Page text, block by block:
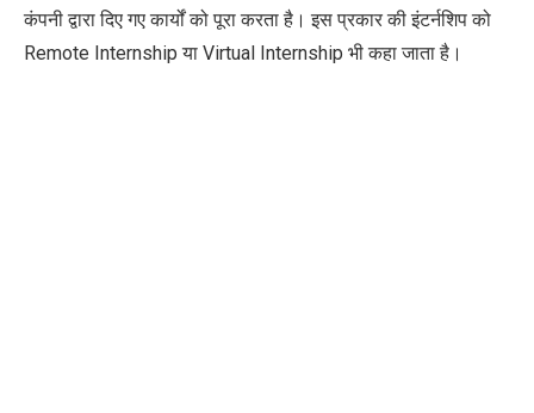
कंपनी द्वारा दिए गए कार्यों को पूरा करता है। इस प्रकार की इंटर्नशिप को
Remote Internship या Virtual Internship भी कहा जाता है।